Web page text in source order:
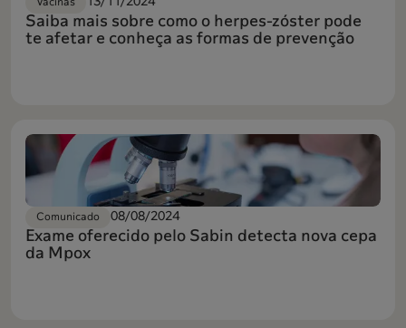
Vacinas
Saiba mais sobre como o herpes-zóster pode
te afetar e conheça as formas de prevenção
Comunicado 08/08/2024
Exame oferecido pelo Sabin detecta nova cepa
da Mpox